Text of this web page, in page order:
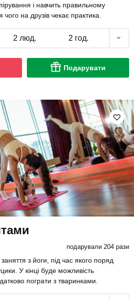
і навчить правильному
на друзів чекає практика.
2 люд. 2 год.
Подарувати
подарували 204 рази
з йоги, під час якого поряд
У кінці буде можливість
пограти з тваринками.